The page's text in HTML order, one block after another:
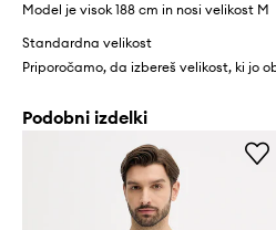
Model je visok 188 cm in nosi velikost M
Standardna velikost
Priporočamo, da izbereš velikost, ki jo
Podobni izdelki